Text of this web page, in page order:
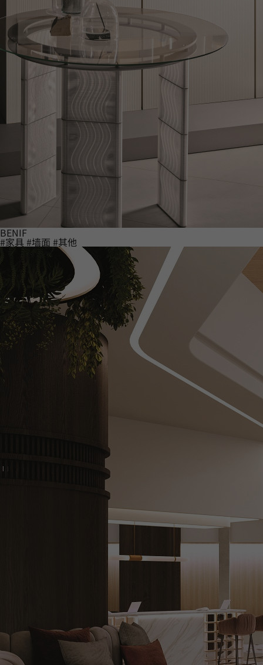
BENIF
#家具 #墙面 #其他